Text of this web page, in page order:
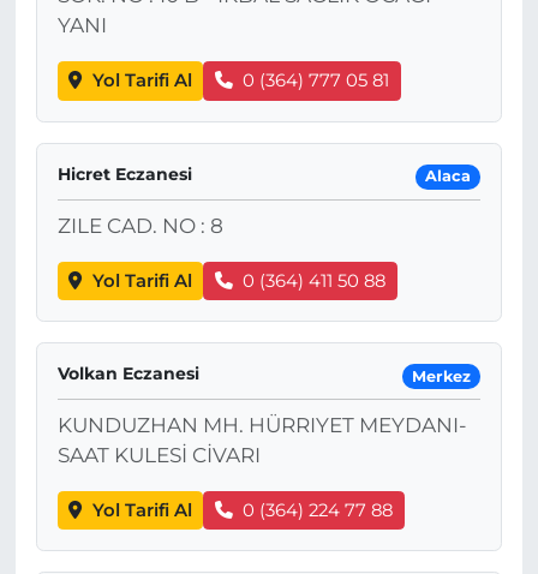
YANI
Yol Tarifi Al 0 (364) 777 05 81
Hicret Eczanesi Alaca
ZILE CAD. NO : 8
Yol Tarifi Al 0 (364) 411 50 88
Volkan Eczanesi Merkez
KUNDUZHAN MH. HÜRRIYET MEYDANI-
SAAT KULESİ CİVARI
Yol Tarifi Al 0 (364) 224 77 88